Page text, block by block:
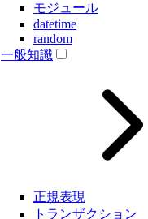
モジュール
datetime
random
一般知識
正規表現
トランザクション